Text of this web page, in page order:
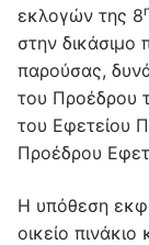
εκλογών της 8
στην δικάσιμο
παρούσας,
του Προέδρου
του Εφετείου
Προέδρου
Η υπόθεση
οικείο πινάκιο